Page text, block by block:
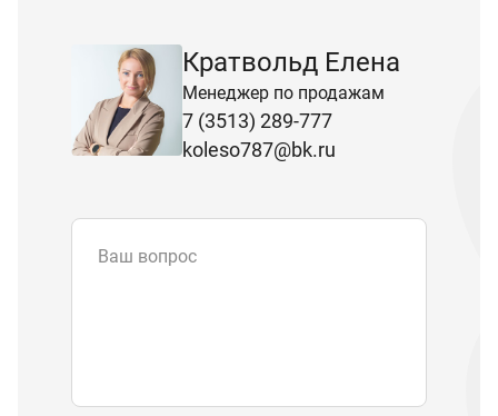
Кратвольд Елена
Менеджер по продажам
7 (3513) 289-777
koleso787@bk.ru
Ваш вопрос